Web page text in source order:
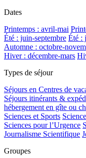
Dates
Printemps : avril-mai
Été : juin-septembre Été :
Automne : octobre-
Hiver : décembre-mars
Types de séjour
Séjours en Centres de
Séjours itinérants &
hébergement en gîte ou
Sciences et Sports
Sciences pour l’Urgence
Journalisme Scientifique
Groupes